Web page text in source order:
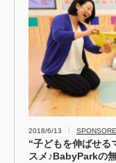
2018/6/13
“子どもを伸ばせる
スメ♪BabyParkの